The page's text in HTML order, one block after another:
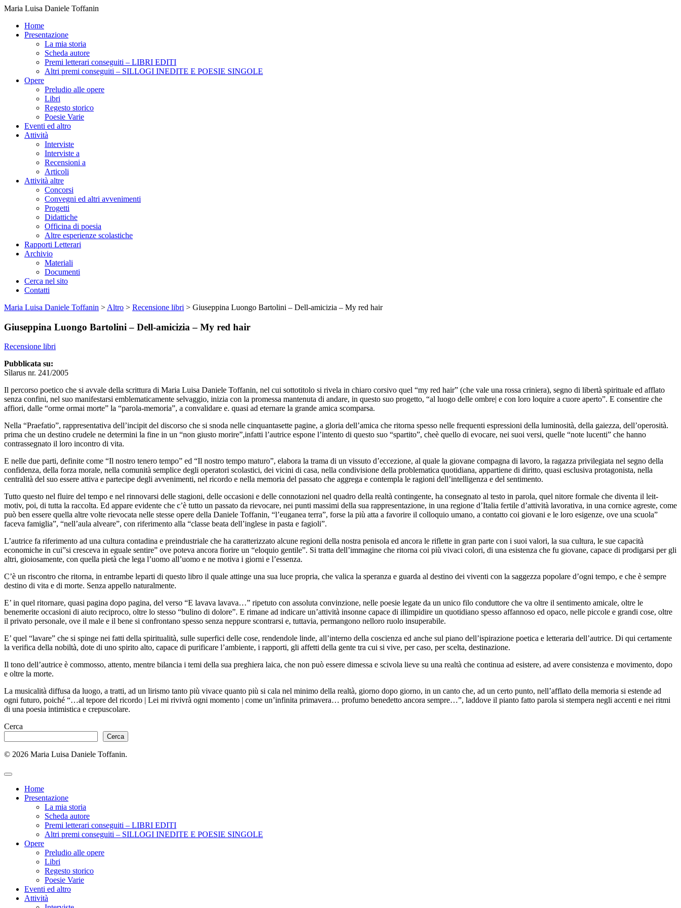
Maria Luisa Daniele Toffanin
Home
Presentazione
La mia storia
Scheda autore
Premi letterari conseguiti – LIBRI EDITI
Altri premi conseguiti – SILLOGI INEDITE E POESIE SINGOLE
Opere
Preludio alle opere
Libri
Regesto storico
Poesie Varie
Eventi ed altro
Attività
Interviste
Interviste a
Recensioni a
Articoli
Attività altre
Concorsi
Convegni ed altri avvenimenti
Progetti
Didattiche
Officina di poesia
Altre esperienze scolastiche
Rapporti Letterari
Archivio
Materiali
Documenti
Cerca nel sito
Contatti
Maria Luisa Daniele Toffanin > Altro > Recensione libri > Giuseppina Luongo Bartolini – Dell-amicizia – My red hair
Giuseppina Luongo Bartolini – Dell-amicizia – My red hair
Recensione libri
Pubblicata su:
Sìlarus nr. 241/2005
Il percorso poetico che si avvale della scrittura di Maria Luisa Daniele Toffanin, nel cui sottotitolo si rivela in chiaro corsivo quel “my red hair” (che vale una rossa criniera), segno di libertà spirituale ed afflato
senza confini, nel suo manifestarsi emblematicamente selvaggio, inizia con la promessa mantenuta di andare, in questo suo progetto, “al luogo delle ombre| e con loro loquire a cuore aperto”. E consentire che
affiori, dalle “orme ormai morte” la “parola-memoria”, a convalidare e. quasi ad eternare la grande amica scomparsa.
Nella “Praefatio”, rappresentativa dell’incipit del discorso che si snoda nelle cinquantasette pagine, a gloria dell’amica che ritorna spesso nelle frequenti espressioni della luminosità, della gaiezza, dell’operosità.
prima che un destino crudele ne determini la fine in un “non giusto morire”,infatti l’autrice espone l’intento di questo suo “spartito”, cheè quello di evocare, nei suoi versi, quelle “note lucenti” che hanno
contrassegnato il loro incontro di vita.
E nelle due parti, definite come “Il nostro tenero tempo” ed “Il nostro tempo maturo”, elabora la trama di un vissuto d’eccezione, al quale la giovane compagna di lavoro, la ragazza privilegiata nel segno della
confidenza, della forza morale, nella comunità semplice degli operatori scolastici, dei vicini di casa, nella condivisione della problematica quotidiana, appartiene di diritto, quasi esclusiva protagonista, nella
centralità del suo essere attiva e partecipe degli avvenimenti, nel ricordo e nella memoria del passato che aggrega e contempla le ragioni dell’intelligenza e del sentimento.
Tutto questo nel fluire del tempo e nel rinnovarsi delle stagioni, delle occasioni e delle connotazioni nel quadro della realtà contingente, ha consegnato al testo in parola, quel nitore formale che diventa il leit-
motiv, poi, di tutta la raccolta. Ed appare evidente che c’è tutto un passato da rievocare, nei punti massimi della sua rappresentazione, in una regione d’Italia fertile d’attività lavorativa, in una cornice agreste, come
può ben essere quella altre volte rievocata nelle stesse opere della Daniele Toffanin, “l’euganea terra”, forse la più atta a favorire il colloquio umano, a contatto coi giovani e le loro esigenze, ove una scuola”
faceva famiglia”, “nell’aula alveare”, con riferimento alla “classe beata dell’inglese in pasta e fagioli”.
L’autrice fa riferimento ad una cultura contadina e preindustriale che ha caratterizzato alcune regioni della nostra penisola ed ancora le riflette in gran parte con i suoi valori, la sua cultura, le sue capacità
economiche in cui”si cresceva in eguale sentire” ove poteva ancora fiorire un “eloquio gentile”. Si tratta dell’immagine che ritorna coi più vivaci colori, di una esistenza che fu giovane, capace di prodigarsi per gli
altri, gioiosamente, con quella pietà che lega l’uomo all’uomo e ne motiva i giorni e l’essenza.
C’è un riscontro che ritorna, in entrambe leparti di questo libro il quale attinge una sua luce propria, che valica la speranza e guarda al destino dei viventi con la saggezza popolare d’ogni tempo, e che è sempre
destino di vita e di morte. Senza appello naturalmente.
E’ in quel ritornare, quasi pagina dopo pagina, del verso “E lavava lavava…” ripetuto con assoluta convinzione, nelle poesie legate da un unico filo conduttore che va oltre il sentimento amicale, oltre le
benemerite occasioni di aiuto reciproco, oltre lo stesso “bulino di dolore”. E rimane ad indicare un’attività insonne capace di illimpidire un quotidiano spesso affannoso ed opaco, nelle piccole e grandi cose, oltre
il privato personale, ove il male e il bene si confrontano spesso senza neppure scontrarsi e, tuttavia, permangono nelloro ruolo insuperabile.
E’ quel “lavare” che si spinge nei fatti della spiritualità, sulle superfici delle cose, rendendole linde, all’interno della coscienza ed anche sul piano dell’ispirazione poetica e letteraria dell’autrice. Di qui certamente
la verifica della nobiltà, dote di uno spirito alto, capace di purificare l’ambiente, i rapporti, gli affetti della gente tra cui si vive, per caso, per scelta, destinazione.
Il tono dell’autrice è commosso, attento, mentre bilancia i temi della sua preghiera laica, che non può essere dimessa e scivola lieve su una realtà che continua ad esistere, ad avere consistenza e movimento, dopo
e oltre la morte.
La musicalità diffusa da luogo, a tratti, ad un lirismo tanto più vivace quanto più si cala nel minimo della realtà, giorno dopo giorno, in un canto che, ad un certo punto, nell’afflato della memoria si estende ad
ogni futuro, poiché “…al tepore del ricordo | Lei mi rivivrà ogni momento | come un’infinita primavera… profumo benedetto ancora sempre…”, laddove il pianto fatto parola si stempera negli accenti e nei ritmi
di una poesia intimistica e crepuscolare.
Cerca
Cerca
© 2026 Maria Luisa Daniele Toffanin.
Home
Presentazione
La mia storia
Scheda autore
Premi letterari conseguiti – LIBRI EDITI
Altri premi conseguiti – SILLOGI INEDITE E POESIE SINGOLE
Opere
Preludio alle opere
Libri
Regesto storico
Poesie Varie
Eventi ed altro
Attività